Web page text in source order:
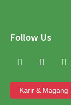
Follow Us
Karir & Magang